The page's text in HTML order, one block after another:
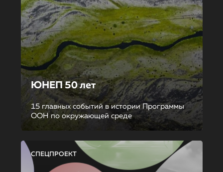
ЮНЕП 50 лет
15 главных событий в истории Программы
ООН по окружающей среде
СПЕЦПРОЕКТ